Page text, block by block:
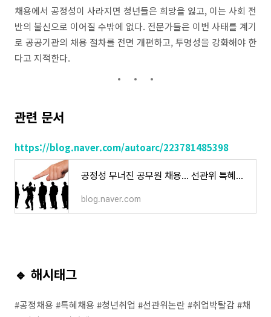
채용에서 공정성이 사라지면 청년들은 희망을 잃고, 이는 사회 전
반의 불신으로 이어질 수밖에 없다. 전문가들은 이번 사태를 계기
로 공공기관의 채용 절차를 전면 개편하고, 투명성을 강화해야 한
다고 지적한다.
관련 문서
https://blog.naver.com/autoarc/223781485398
공정성 무너진 공무원 채용… 선관위 특혜채용에 청년들 ‘허탈’
blog.naver.com
🔹 해시태그
#공정채용 #특혜채용 #청년취업 #선관위논란 #취업박탈감 #채